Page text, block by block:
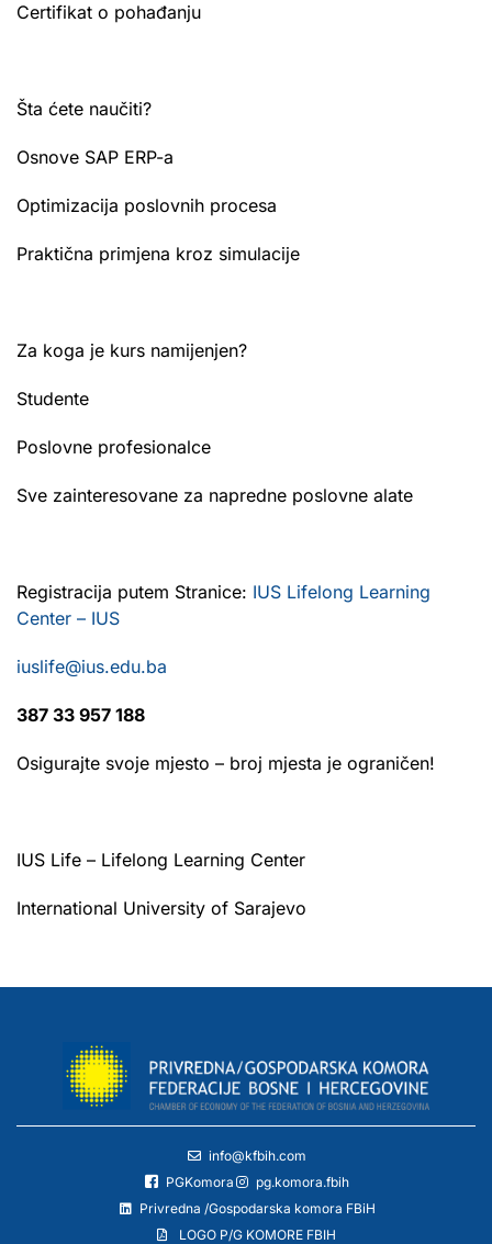
Certifikat o pohađanju
Šta ćete naučiti?
Osnove SAP ERP-a
Optimizacija poslovnih procesa
Praktična primjena kroz simulacije
Za koga je kurs namijenjen?
Studente
Poslovne profesionalce
Sve zainteresovane za napredne poslovne alate
Registracija putem Stranice: IUS Lifelong Learning
Center – IUS
iuslife@ius.edu.ba
387 33 957 188
Osigurajte svoje mjesto – broj mjesta je ograničen!
IUS Life – Lifelong Learning Center
International University of Sarajevo
info@kfbih.com
PGKomora
pg.komora.fbih
Privredna /Gospodarska komora FBiH
LOGO P/G KOMORE FBIH